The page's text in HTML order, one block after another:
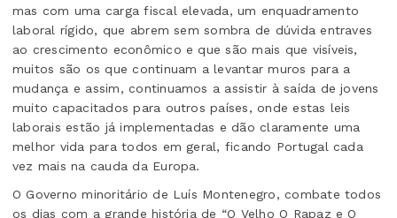
mas com uma carga fiscal elevada, um enquadramento
laboral rígido, que abrem sem sombra de dúvida entraves
ao crescimento econômico e que são mais que visíveis,
muitos são os que continuam a levantar muros para a
mudança e assim, continuamos a assistir à saída de jovens
muito capacitados para outros países, onde estas leis
laborais estão já implementadas e dão claramente uma
melhor vida para todos em geral, ficando Portugal cada
vez mais na cauda da Europa.
O Governo minoritário de Luís Montenegro, combate todos
os dias com a grande história de “O Velho O Rapaz e O